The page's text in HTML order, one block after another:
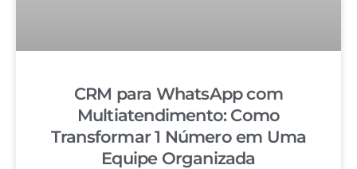
CRM para WhatsApp com
Multiatendimento: Como
Transformar 1 Número em Uma
Equipe Organizada